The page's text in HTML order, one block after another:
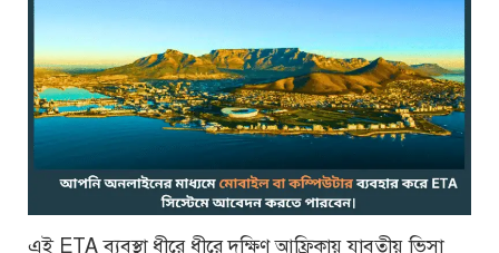
এই ETA ব্যবস্থা ধীরে ধীরে দক্ষিণ আফ্রিকায় যাবতীয় ভিসা